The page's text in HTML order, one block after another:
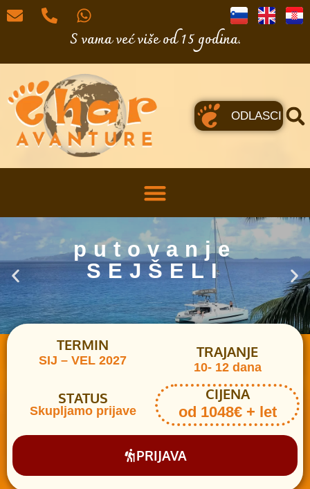
S vama već više od 15 godina.
ODLASCI
putovanje
SEJŠELI
TERMIN
SIJ – VEL 2027 TRAJANJE
10- 12 dana
STATUS
Skupljamo prijave
CIJENA
od 1048€ + let
PRIJAVA